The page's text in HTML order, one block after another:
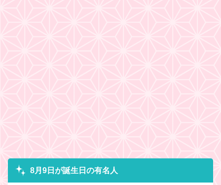
8月9日が誕生日の有名人